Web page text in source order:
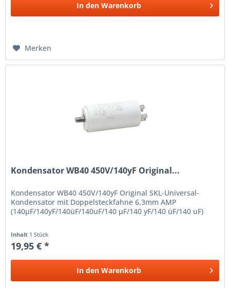
In den Warenkorb
Merken
Kondensator WB40 450V/140yF Original...
Kondensator WB40 450V/140yF Original SKL-Universal-
Kondensator mit Doppelsteckfahne 6,3mm AMP
(140µF/140yF/140üF/140uF/140 µF/140 yF/140 üF/140 uF)
Inhalt 1 Stück
19,95 € *
In den Warenkorb